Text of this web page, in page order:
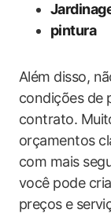
pintura
Além​ disso,
condições de
contrato.​
orçamentos
com mais
você pode
preços ⁢e